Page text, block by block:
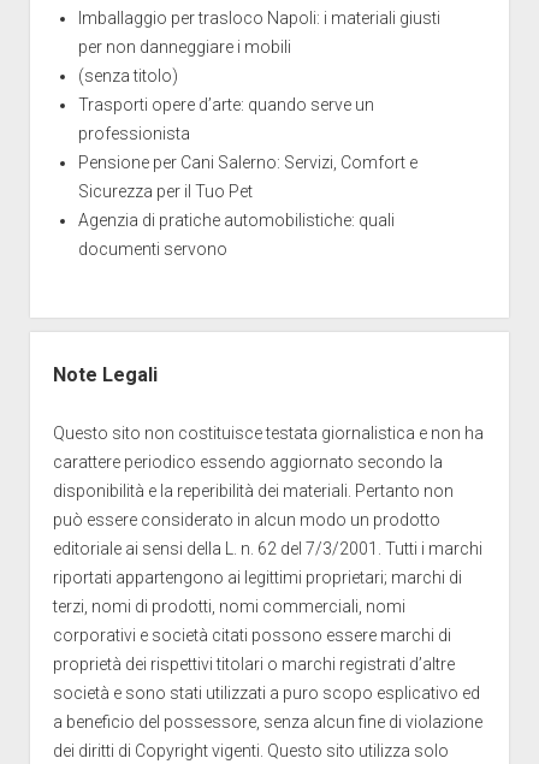
Imballaggio per trasloco Napoli: i materiali giusti
per non danneggiare i mobili
(senza titolo)
Trasporti opere d’arte: quando serve un
professionista
Pensione per Cani Salerno: Servizi, Comfort e
Sicurezza per il Tuo Pet
Agenzia di pratiche automobilistiche: quali
documenti servono
Note Legali
Questo sito non costituisce testata giornalistica e non ha
carattere periodico essendo aggiornato secondo la
disponibilità e la reperibilità dei materiali. Pertanto non
può essere considerato in alcun modo un prodotto
editoriale ai sensi della L. n. 62 del 7/3/2001. Tutti i marchi
riportati appartengono ai legittimi proprietari; marchi di
terzi, nomi di prodotti, nomi commerciali, nomi
corporativi e società citati possono essere marchi di
proprietà dei rispettivi titolari o marchi registrati d’altre
società e sono stati utilizzati a puro scopo esplicativo ed
a beneficio del possessore, senza alcun fine di violazione
dei diritti di Copyright vigenti. Questo sito utilizza solo